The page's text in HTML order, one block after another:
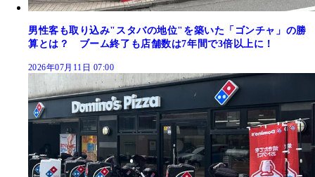
男性客も取り込み"スタバの地位"を築いた「ゴンチャ」の勝
算とは？ ブーム終了も店舗数は7年間で3倍以上に！
2026年07月11日 07:00